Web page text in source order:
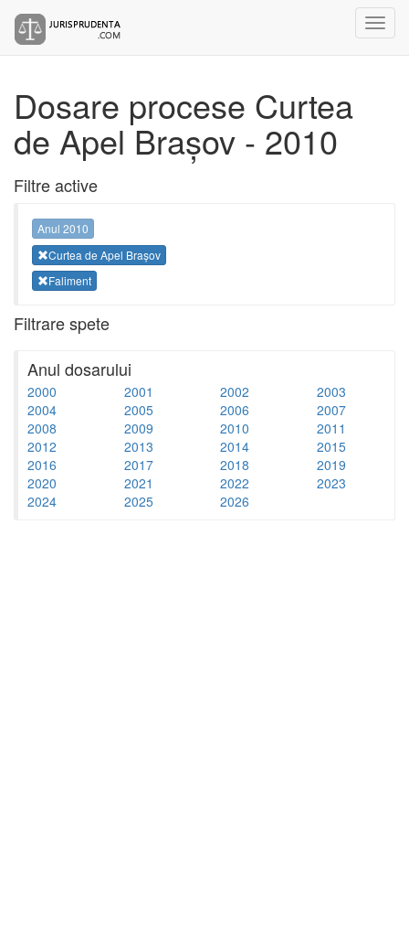
Dosare procese Curtea
de Apel Brașov - 2010
Filtre active
Anul 2010
Curtea de Apel Brașov
Faliment
Filtrare spete
Anul dosarului
2000 2001 2002
2003
2004
2005 2006
2007
2008
2009 2010
2011
2012
2013 2014
2015
2016
2017 2018
2019
2020
2021 2022
2023
2024
2025 2026